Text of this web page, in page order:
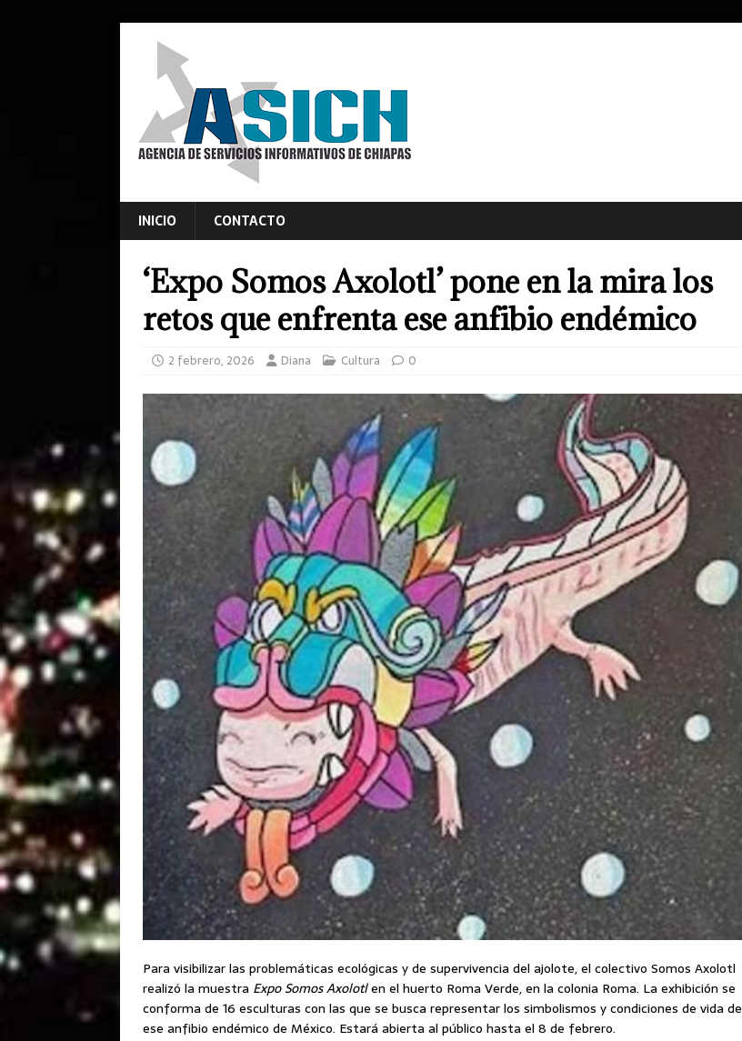
INICIO CONTACTO
‘Expo Somos Axolotl’ pone en la mira los
retos que enfrenta ese anfibio endémico
2 febrero, 2026 Diana Cultura 0
Para visibilizar las problemáticas ecológicas y de supervivencia del ajolote, el colectivo Somos Axolotl
realizó la muestra Expo Somos Axolotlen el huerto Roma Verde, en la colonia Roma. La exhibición se
conforma de 16 esculturas con las que se busca representar los simbolismos y condiciones de vida de
ese anfibio endémico de México. Estará abierta al público hasta el 8 de febrero.